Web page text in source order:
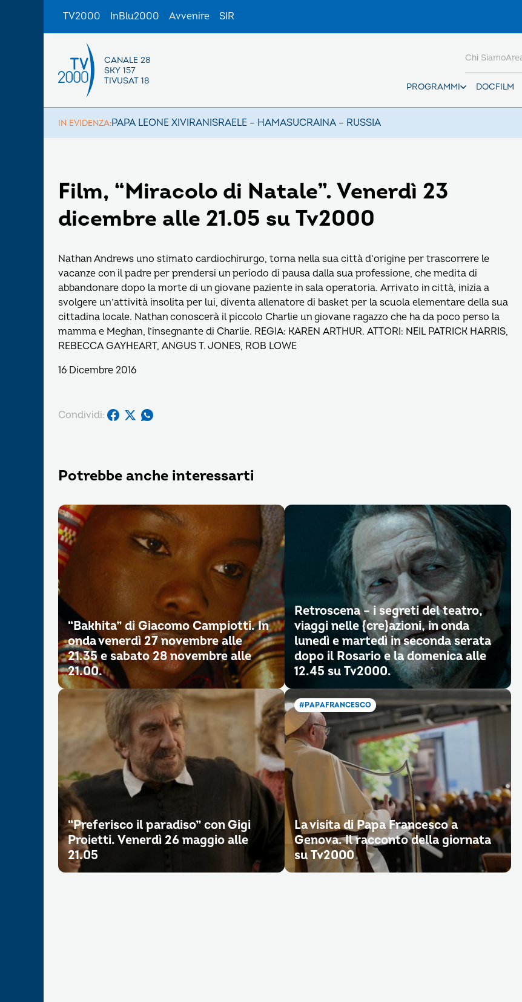
TV2000 InBlu2000 Avvenire SIR
CANALE 28
SKY 157
TIVUSAT 18
PROGRAMMI DOCFILM
Chi Siamo
IN EVIDENZA:PAPA LEONE XIVIRANISRAELE – HAMASUCRAINA – RUSSIA
Film, “Miracolo di Natale”. Venerdì 23
dicembre alle 21.05 su Tv2000
Nathan Andrews uno stimato cardiochirurgo, torna nella sua città d’origine per trascorrere le
vacanze con il padre per prendersi un periodo di pausa dalla sua professione, che medita di
abbandonare dopo la morte di un giovane paziente in sala operatoria. Arrivato in città, inizia a
svolgere un’attività insolita per lui, diventa allenatore di basket per la scuola elementare della sua
cittadina locale. Nathan conoscerà il piccolo Charlie un giovane ragazzo che ha da poco perso la
mamma e Meghan, l’insegnante di Charlie. REGIA: KAREN ARTHUR. ATTORI: NEIL PATRICK HARRIS,
REBECCA GAYHEART, ANGUS T. JONES, ROB LOWE
16 Dicembre 2016
Condividi:
Potrebbe anche interessarti
“Bakhita” di Giacomo Campiotti. In
onda venerdì 27 novembre alle
21.35 e sabato 28 novembre alle
21.00.
Retroscena – i segreti del teatro,
viaggi nelle {cre}azioni, in onda
lunedì e martedì in seconda serata
dopo il Rosario e la domenica alle
12.45 su Tv2000.
“Preferisco il paradiso” con Gigi
Proietti. Venerdì 26 maggio alle
21.05
#PAPAFRANCESCO
La visita di Papa Francesco a
Genova. Il racconto della giornata
su Tv2000